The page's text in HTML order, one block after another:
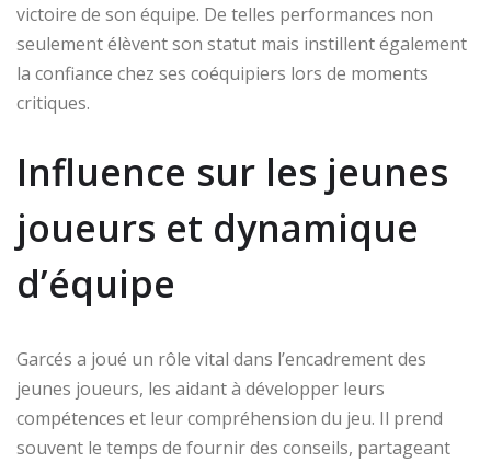
victoire de son équipe. De telles performances non
seulement élèvent son statut mais instillent également
la confiance chez ses coéquipiers lors de moments
critiques.
Influence sur les jeunes
joueurs et dynamique
d’équipe
Garcés a joué un rôle vital dans l’encadrement des
jeunes joueurs, les aidant à développer leurs
compétences et leur compréhension du jeu. Il prend
souvent le temps de fournir des conseils, partageant